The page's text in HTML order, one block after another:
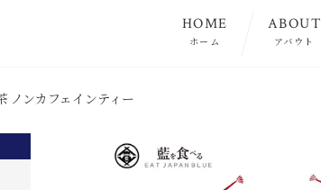
HOME
ホーム
ABOUT
アバウト
ノンカフェインティー